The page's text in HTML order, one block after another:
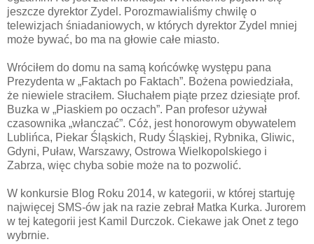
jeszcze dyrektor Zydel. Porozmawialiśmy chwilę o
telewizjach śniadaniowych, w których dyrektor Zydel mniej
może bywać, bo ma na głowie całe miasto.
Wróciłem do domu na samą końcówkę występu pana
Prezydenta w „Faktach po Faktach”. Bożena powiedziała,
że niewiele straciłem. Słuchałem piąte przez dziesiąte prof.
Buzka w „Piaskiem po oczach”. Pan profesor używał
czasownika „włanczać”. Cóż, jest honorowym obywatelem
Lublińca, Piekar Śląskich, Rudy Śląskiej, Rybnika, Gliwic,
Gdyni, Puław, Warszawy, Ostrowa Wielkopolskiego i
Zabrza, więc chyba sobie może na to pozwolić.
W konkursie Blog Roku 2014, w kategorii, w której startuję
najwięcej SMS-ów jak na razie zebrał Matka Kurka. Jurorem
w tej kategorii jest Kamil Durczok. Ciekawe jak Onet z tego
wybrnie.